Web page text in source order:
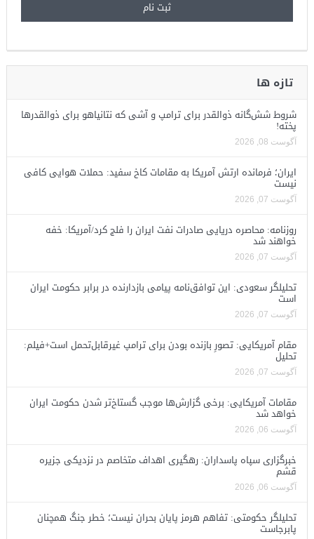
تازه ها
شروط شش‌گانه ذوالقدر برای ترامپ و آشی که نتانیاهو برای ذوالقدرها
پخته!
آگوست 08, 2026
ایران؛ فرمانده ارتش آمریکا به مقامات کاخ سفید: حملات هوایی کافی
نیست
آگوست 07, 2026
روزنامه: محاصره دریایی صادرات نفت ایران را فلج کرد/آمریکا: خفه
خواهند شد
آگوست 07, 2026
تحلیلگر سعودی: این توافق‌نامه پیامی بازدارنده در برابر حکومت ایران
است
آگوست 07, 2026
مقام آمریکایی: تصورِ بازنده بودن برای ترامپ غیرقابل‌تحمل است+فیلم:
تحلیل
آگوست 07, 2026
مقامات آمریکایی: برخی گزارش‌ها موجب گستاخ‌تر شدن حکومت ایران
خواهد شد
آگوست 06, 2026
خبرگزاری سپاه پاسداران: رهگیری اهداف متخاصم در نزدیکی جزیره
قشم
آگوست 06, 2026
تحلیلگر حکومتی: تفاهم هرمز پایان بحران نیست؛ خطر جنگ همچنان
پابرجاست